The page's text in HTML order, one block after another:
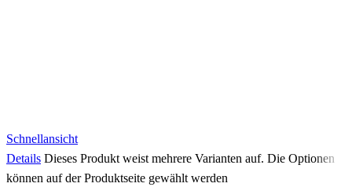
Schnellansicht
Details Dieses Produkt weist mehrere Varianten auf. Die Optionen
können auf der Produktseite gewählt werden